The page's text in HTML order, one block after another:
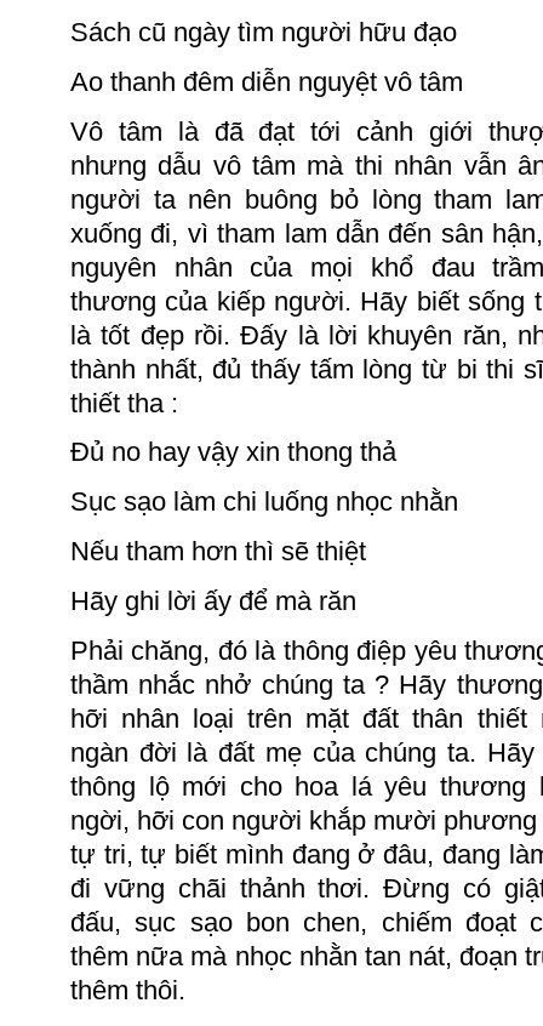
Sách cũ ngày tìm người hữu đạo
Ao thanh đêm diễn nguyệt vô tâm
Vô tâm là đã đạt tới cảnh giới
nhưng dẫu vô tâm mà thi nhân vẫn
người ta nên buông bỏ lòng tham
xuống đi, vì tham lam dẫn đến sân
nguyên nhân của mọi khổ đau
thương của kiếp người. Hãy biếtsống
là tốt đẹp rồi. Đấy là lời khuyên răn,
thành nhất, đủ thấy tấm lòng từ bithi
thiết tha :
Đủ no hay vậy xin thong thả
Sục sạo làm chi luống nhọc nhằn
Nếu tham hơn thì sẽ thiệt
Hãy ghi lời ấy để mà răn
Phải chăng, đó là thông điệp yêut
thầm nhắc nhở chúng ta ? Hãy
hỡi nhân loại trên mặt đất thân thiết
ngàn đời là đất mẹ của chúng ta.
thông lộ mới cho hoa lá yêu thương
ngời, hỡi con người khắp mười phương
tự tri, tự biết mình đang ở đâu, đang
đi vững chãi thảnh thơi. Đừng có
đấu,sục sạobon chen, chiếm đoạt
thêm nữa mà nhọc nhằn tan nát, đoạn
thêm thôi.